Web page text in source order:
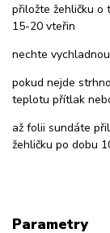
přiložte žehličku o
15-20 vteřin
nechte
pokud nejde
teplotu přítlak
až folii sundáte
žehličku po dobu
Parametry